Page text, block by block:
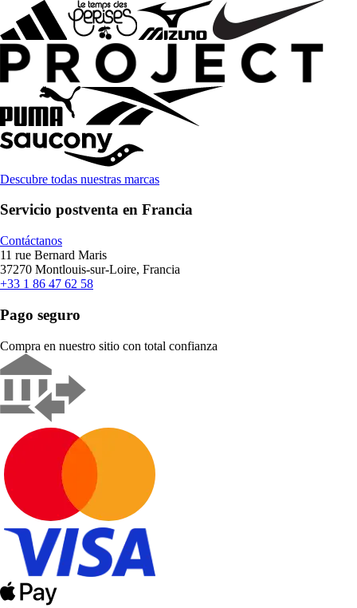
Descubre todas nuestras marcas
Servicio postventa en Francia
Contáctanos
11 rue Bernard Maris
37270 Montlouis-sur-Loire, Francia
+33 1 86 47 62 58
Pago seguro
Compra en nuestro sitio con total confianza